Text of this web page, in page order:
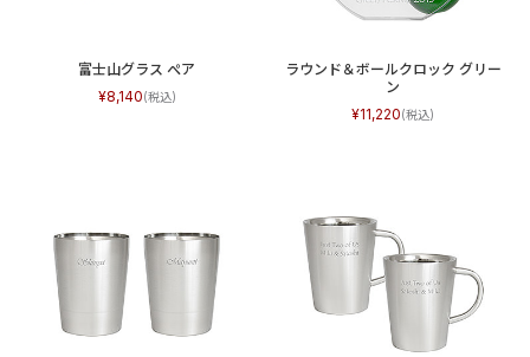
富士山グラス ぺア
8,140
ラウンド＆ボールクロック グリー
ン
11,220